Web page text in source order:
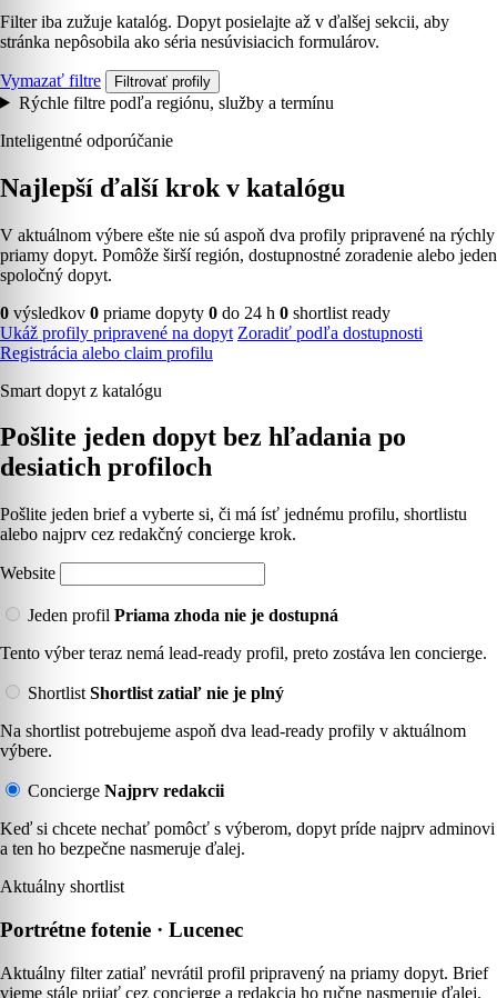
Filter iba zužuje katalóg. Dopyt posielajte až v ďalšej sekcii, aby
stránka nepôsobila ako séria nesúvisiacich formulárov.
Vymazať filtre Filtrovať profily
Rýchle filtre podľa regiónu, služby a termínu
Inteligentné odporúčanie
Najlepší ďalší krok v katalógu
V aktuálnom výbere ešte nie sú aspoň dva profily pripravené na rýchly
priamy dopyt. Pomôže širší región, dostupnostné zoradenie alebo jeden
spoločný dopyt.
0 výsledkov 0 priame dopyty 0 do 24 h 0 shortlist ready
Ukáž profily pripravené na dopyt Zoradiť podľa dostupnosti
Registrácia alebo claim profilu
Smart dopyt z katalógu
Pošlite jeden dopyt bez hľadania po
desiatich profiloch
Pošlite jeden brief a vyberte si, či má ísť jednému profilu, shortlistu
alebo najprv cez redakčný concierge krok.
Website
Jeden profil Priama zhoda nie je dostupná
Tento výber teraz nemá lead-ready profil, preto zostáva len concierge.
Shortlist Shortlist zatiaľ nie je plný
Na shortlist potrebujeme aspoň dva lead-ready profily v aktuálnom
výbere.
Concierge Najprv redakcii
Keď si chcete nechať pomôcť s výberom, dopyt príde najprv adminovi
a ten ho bezpečne nasmeruje ďalej.
Aktuálny shortlist
Portrétne fotenie · Lucenec
Aktuálny filter zatiaľ nevrátil profil pripravený na priamy dopyt. Brief
vieme stále prijať cez concierge a redakcia ho ručne nasmeruje ďalej.